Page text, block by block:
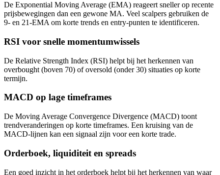
De Exponential Moving Average (EMA) reageert sneller op recente
prijsbewegingen dan een gewone MA. Veel scalpers gebruiken de
9- en 21-EMA om korte trends en entry-punten te identificeren.
RSI voor snelle momentumwissels
De Relative Strength Index (RSI) helpt bij het herkennen van
overbought (boven 70) of oversold (onder 30) situaties op korte
termijn.
MACD op lage timeframes
De Moving Average Convergence Divergence (MACD) toont
trendveranderingen op korte timeframes. Een kruising van de
MACD-lijnen kan een signaal zijn voor een korte trade.
Orderboek, liquiditeit en spreads
Een goed inzicht in het orderboek helpt bij het herkennen van waar